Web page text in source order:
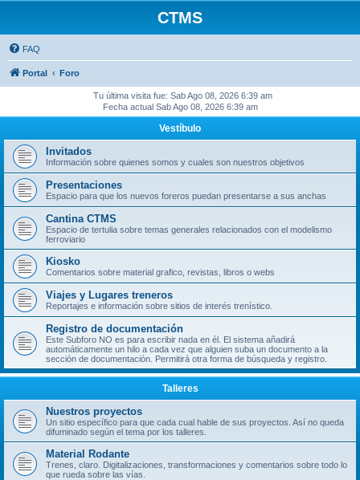
CTMS
FAQ
Portal Foro
Tu última visita fue: Sab Ago 08, 2026 6:39 am
Fecha actual Sab Ago 08, 2026 6:39 am
Vestíbulo
Invitados
Información sobre quienes somos y cuales son nuestros objetivos
Presentaciones
Espacio para que los nuevos foreros puedan presentarse a sus anchas
Cantina CTMS
Espacio de tertulia sobre temas generales relacionados con el modelismo
ferroviario
Kiosko
Comentarios sobre material grafico, revistas, libros o webs
Viajes y Lugares treneros
Reportajes e información sobre sitios de interés trenístico.
Registro de documentación
Este Subforo NO es para escribir nada en él. El sistema añadirá
automáticamente un hilo a cada vez que alguien suba un documento a la
sección de documentación. Permitirá otra forma de búsqueda y registro.
Talleres
Nuestros proyectos
Un sitio específico para que cada cual hable de sus proyectos. Así no queda
difuminado según el tema por los talleres.
Material Rodante
Trenes, claro. Digitalizaciones, transformaciones y comentarios sobre todo lo
que rueda sobre las vías.